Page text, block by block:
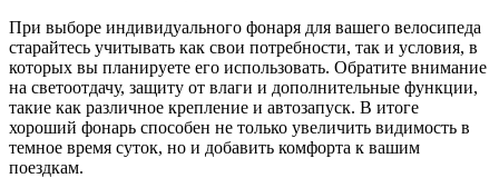
При выборе индивидуального фонаря для вашего велосипеда
старайтесь учитывать как свои потребности, так и условия, в
которых вы планируете его использовать. Обратите внимание
на светоотдачу, защиту от влаги и дополнительные функции,
такие как различное крепление и автозапуск. В итоге
хороший фонарь способен не только увеличить видимость в
темное время суток, но и добавить комфорта к вашим
поездкам.